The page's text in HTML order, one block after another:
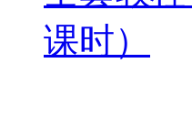
课时）